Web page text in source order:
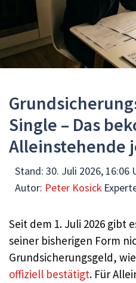
Single – Das
Alleinstehende
Stand: 30. Juli 2026, 16:06
Autor: Peter Kosick
Seit dem 1. Juli 2026 gibt
seiner bisherigen Form
Grundsicherungsgeld,
offiziell bestätigt. Für